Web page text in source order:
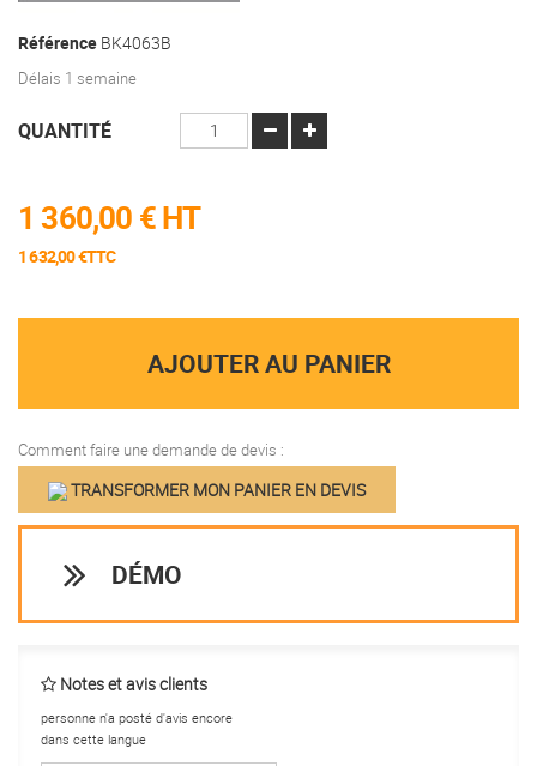
Référence BK4063B
Délais 1 semaine
QUANTITÉ
1 360,00 €HT
1 632,00 €TTC
AJOUTER AU PANIER
Comment faire une demande de devis :
TRANSFORMER MON PANIER EN DEVIS
DÉMO
Notes et avis clients
personne n'a posté d'avis encore
dans cette langue